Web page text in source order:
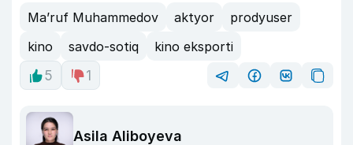
Ma’ruf Muhammedov aktyor
prodyuser
kino
savdo-sotiq
kino eksporti
5
1
Asila Aliboyeva